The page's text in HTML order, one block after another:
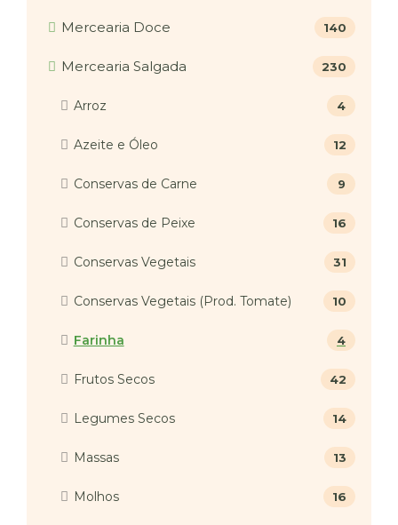
Mercearia Doce 140
Mercearia Salgada 230
Arroz 4
Azeite e Óleo 12
Conservas de Carne 9
Conservas de Peixe 16
Conservas Vegetais 31
Conservas Vegetais (Prod. Tomate) 10
Farinha 4
Frutos Secos 42
Legumes Secos 14
Massas 13
Molhos 16